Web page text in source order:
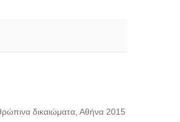
δικαιώματα, Αθήνα 2015